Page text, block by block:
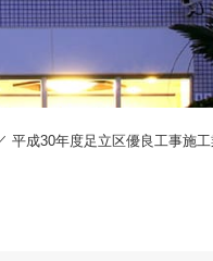
平成30年度足立区優良工事施